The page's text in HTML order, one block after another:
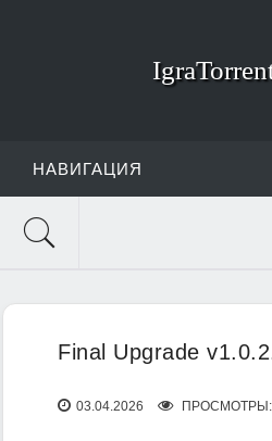
НАВИГАЦИЯ
Final Upgrade
03.04.2026 ПРОСМОТРЫ: